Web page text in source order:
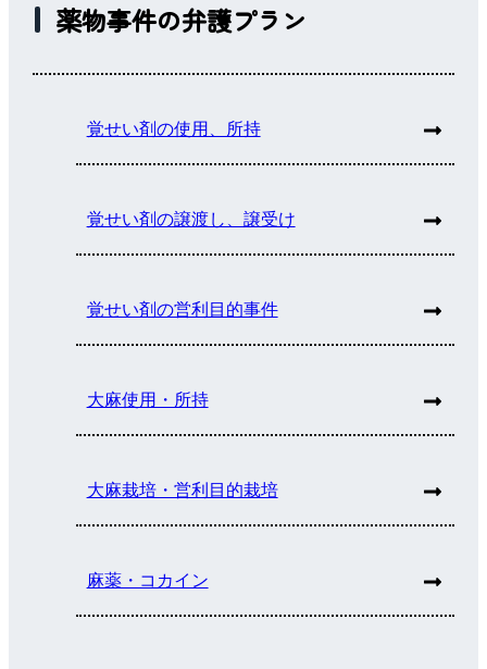
薬物事件の弁護プラン
覚せい剤の使用、所持
覚せい剤の譲渡し、譲受け
覚せい剤の営利目的事件
大麻使用・所持
大麻栽培・営利目的栽培
麻薬・コカイン